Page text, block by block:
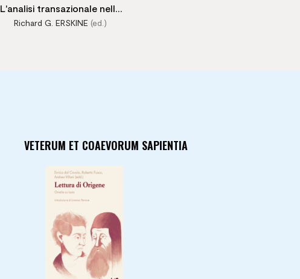
L'analisi transazionale nella
psicoterapia
Richard G. ERSKINE (ed.)
VETERUM ET COAEVORUM SAPIENTIA